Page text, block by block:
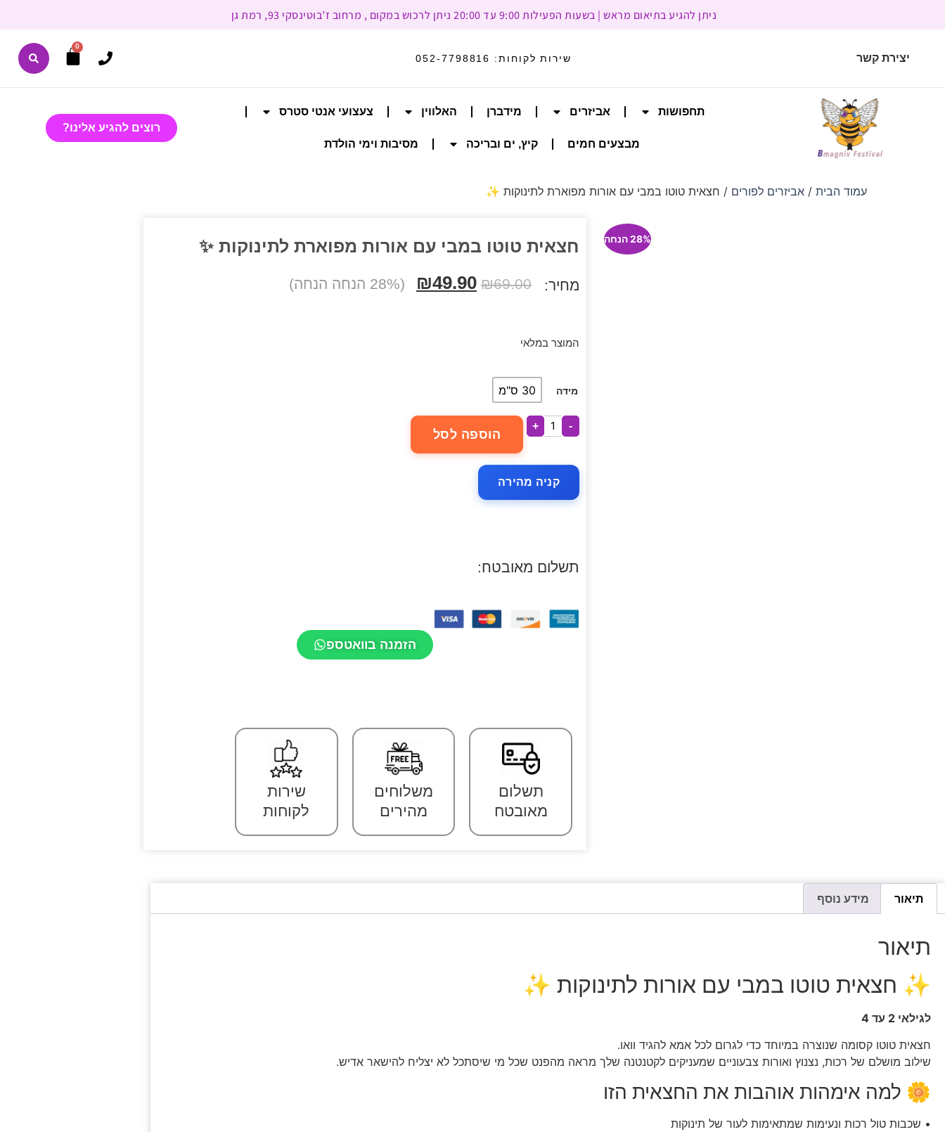
ניתן להגיע בתיאום מראש | בשעות הפעילות 9:00 עד 20:00 ניתן לרכוש במקום , מרחוב ז’בוטינסקי 93, רמת גן
יצירת קשר שירות לקוחות: 052-7798816
0
תחפושות אביזרים מידברן האלווין צעצועי אנטי סטרס
מבצעים חמים קיץ, ים ובריכה מסיבות וימי הולדת
רוצים להגיע אלינו?
עמוד הבית/ אביזרים לפורים / חצאית טוטו במבי עם אורות מפוארת לתינוקות ✨
28% הנחה חצאית טוטו במבי עם אורות מפוארת לתינוקות ✨
מחיר: ₪69.00
₪49.90 (28% הנחה הנחה)
המוצר במלאי
מידה 30 ס"מ
-
+
הוספה לסל
קניה מהירה
תשלום מאובטח:
הזמנה בוואטספ
תשלום
מאובטח
משלוחים
מהירים
שירות
לקוחות
תיאור מידע נוסף
תיאור
✨ חצאית טוטו במבי עם אורות לתינוקות ✨
לגילאי 2 עד 4
חצאית טוטו קסומה שנוצרה במיוחד כדי לגרום לכל אמא להגיד וואו.
שילוב מושלם של רכות, נצנוץ ואורות צבעוניים שמעניקים לקטנטנה שלך מראה מהפנט שכל מי שיסתכל לא יצליח להישאר אדיש.
🌼 למה אימהות אוהבות את החצאית הזו
• שכבות טול רכות ונעימות שמתאימות לעור של תינוקות